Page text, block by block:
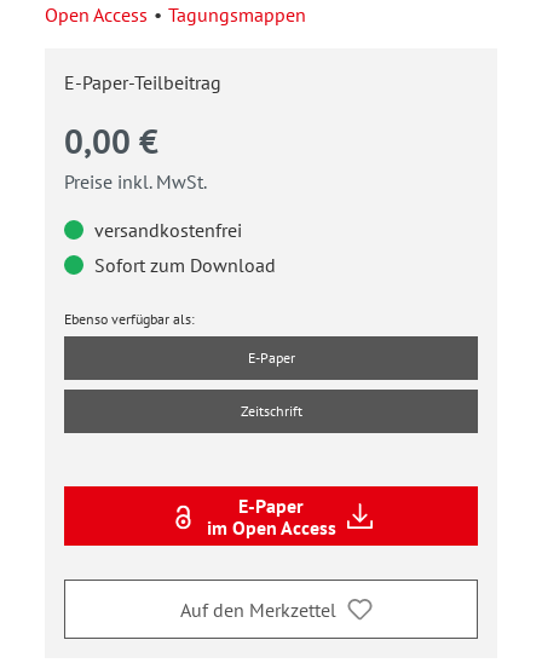
Open Access Tagungsmappen
E-Paper-Teilbeitrag
0,00 €
Preise inkl. MwSt.
versandkostenfrei
Sofort zum Download
Ebenso verfügbar als:
E-Paper
Zeitschrift
E-Paper
im Open Access
Auf den Merkzettel